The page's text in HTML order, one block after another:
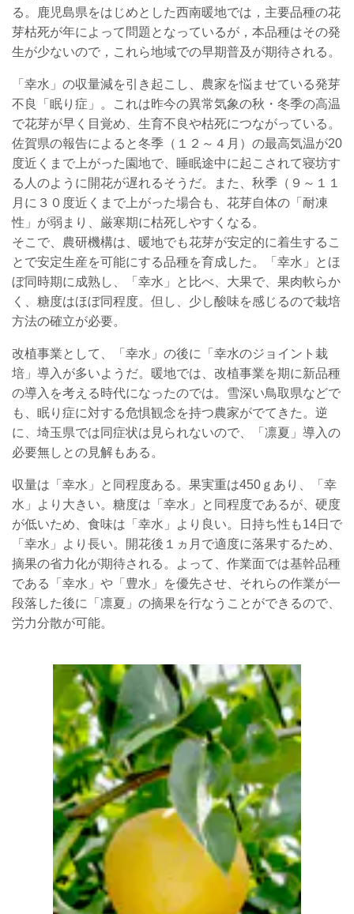
る。鹿児島県をはじめとした西南暖地では，主要品種の花
芽枯死が年によって問題となっているが，本品種はその発
生が少ないので，これら地域での早期普及が期待される。
「幸水」の収量減を引き起こし、農家を悩ませている発芽
不良「眠り症」。これは昨今の異常気象の秋・冬季の高温
で花芽が早く目覚め、生育不良や枯死につながっている。
佐賀県の報告によると冬季（１２～４月）の最高気温が20
度近くまで上がった園地で、睡眠途中に起こされて寝坊す
る人のように開花が遅れるそうだ。また、秋季（９～１１
月に３０度近くまで上がった場合も、花芽自体の「耐凍
性」が弱まり、厳寒期に枯死しやすくなる。
そこで、農研機構は、暖地でも花芽が安定的に着生するこ
とで安定生産を可能にする品種を育成した。「幸水」とほ
ぼ同時期に成熟し、「幸水」と比べ、大果で、果肉軟らか
く、糖度はほぼ同程度。但し、少し酸味を感じるので栽培
方法の確立が必要。
改植事業として、「幸水」の後に「幸水のジョイント栽
培」導入が多いようだ。暖地では、改植事業を期に新品種
の導入を考える時代になったのでは。雪深い鳥取県などで
も、眠り症に対する危惧観念を持つ農家がでてきた。逆
に、埼玉県では同症状は見られないので、「凛夏」導入の
必要無しとの見解もある。
収量は「幸水」と同程度ある。果実重は450ｇあり、「幸
水」より大きい。糖度は「幸水」と同程度であるが、硬度
が低いため、食味は「幸水」より良い。日持ち性も14日で
「幸水」より長い。開花後１ヵ月で適度に落果するため、
摘果の省力化が期待される。よって、作業面では基幹品種
である「幸水」や「豊水」を優先させ、それらの作業が一
段落した後に「凛夏」の摘果を行なうことができるので、
労力分散が可能。